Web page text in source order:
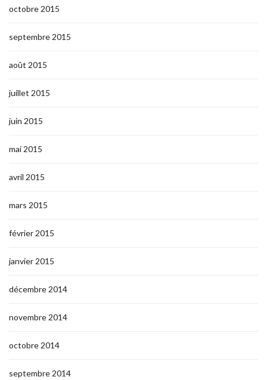
octobre 2015
septembre 2015
août 2015
juillet 2015
juin 2015
mai 2015
avril 2015
mars 2015
février 2015
janvier 2015
décembre 2014
novembre 2014
octobre 2014
septembre 2014